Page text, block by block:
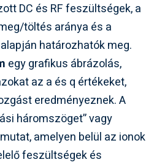
DC és RF feszültségek, a
töltés aránya és a
határozhatók meg.
egy grafikus ábrázolás,
az a és q értékeket,
eredményeznek. A
háromszöget” vagy
amelyen belül az ionok
feszültségek és